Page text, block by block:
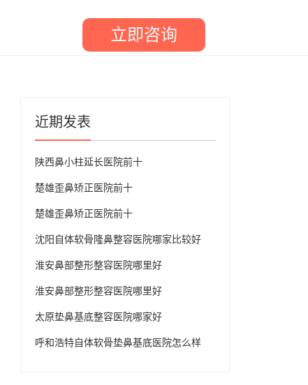
立即咨询
近期发表
陕西鼻小柱延长医院前十
楚雄歪鼻矫正医院前十
楚雄歪鼻矫正医院前十
沈阳自体软骨隆鼻整容医院哪家比较好
淮安鼻部整形整容医院哪里好
淮安鼻部整形整容医院哪里好
太原垫鼻基底整容医院哪家好
呼和浩特自体软骨垫鼻基底医院怎么样